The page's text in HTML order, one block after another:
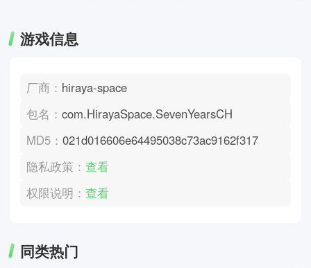
游戏信息
厂商： hiraya-space
包名：com.HirayaSpace.SevenYearsCH
MD5：021d016606e64495038c73ac9162f317
隐私政策：查看
权限说明：查看
同类热门